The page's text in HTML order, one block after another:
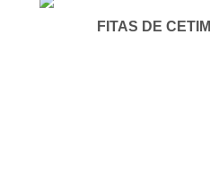
FITAS DE CETIM